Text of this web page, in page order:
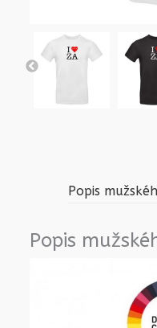
Popis
Popis